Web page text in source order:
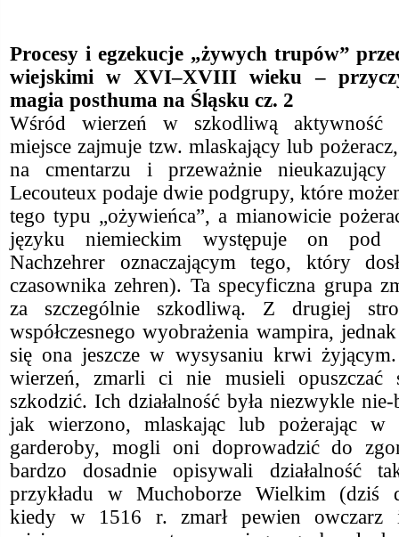
Procesy i egzekucje „żywych trupów”
wiejskimi w XVI–XVIII wieku –
magia posthuma na Śląsku cz. 2
Wśród wierzeń w szkodliwą aktywność
miejsce zajmuje tzw. mlaskający lub
na cmentarzu i przeważnie
Lecouteux podaje dwie podgrupy, które
tego typu „ożywieńca”, a mianowicie
języku niemieckim występuje on pod
Nachzehrer oznaczającym tego, który
czasownika zehren). Ta specyficzna grupa
za szczególnie szkodliwą. Z drugiej
współczesnego wyobrażenia wampira,
się ona jeszcze w wysysaniu krwi żyjącym.
wierzeń, zmarli ci nie musieli opuszczać
szkodzić. Ich działalność była niezwykle
jak wierzono, mlaskając lub pożerając w
garderoby, mogli oni doprowadzić do
bardzo dosadnie opisywali działalność
przykładu w Muchoborze Wielkim (dziś
kiedy w 1516 r. zmarł pewien owczarz